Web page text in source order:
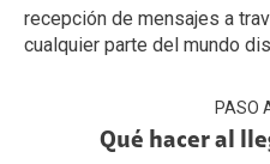
recepción de mensajes a
cualquier parte del mundo
PASO
Qué hacer al